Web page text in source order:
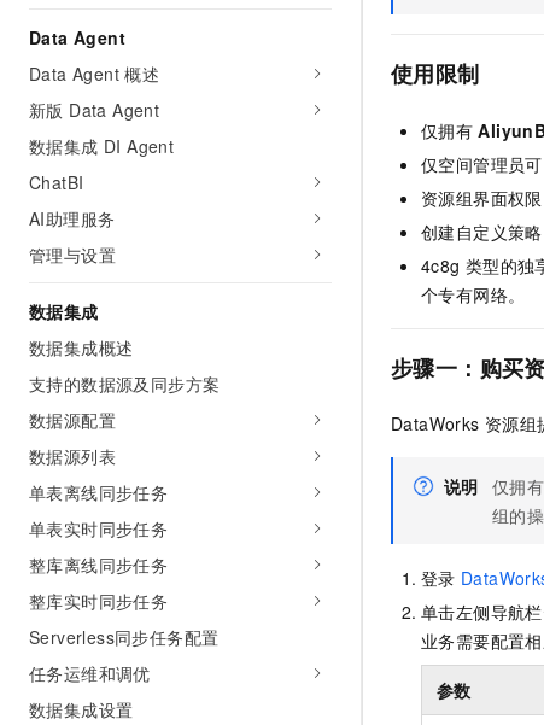
Data Agent
Data Agent 概述
新版 Data Agent
数据集成 DI Agent
ChatBI
AI助理服务
管理与设置
数据集成
数据集成概述
支持的数据源及同步方案
数据源配置
数据源列表
单表离线同步任务
单表实时同步任务
整库离线同步任务
整库实时同步任务
Serverless同步任务配置
任务运维和调优
数据集成设置
使用限制
仅拥有
仅空间管理员
资源组界面权
创建自定义策
4c8g 类型的独
个专有网络。
步骤一：购买
DataWorks 资源组
说明 仅拥有
组的操
登录
单击左侧导航栏
业务需要配置
参数